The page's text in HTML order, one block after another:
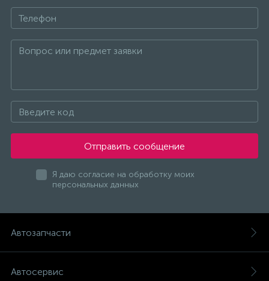
Отправить сообщение
Я даю согласие на обработку моих
персональных данных
Автозапчасти
Автосервис